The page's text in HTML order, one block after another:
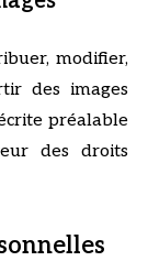
modifier,
des images
préalable
des droits